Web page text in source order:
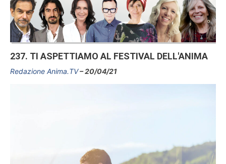
237. TI ASPETTIAMO AL FESTIVAL DELL'ANIMA
Redazione Anima.TV 20/04/21